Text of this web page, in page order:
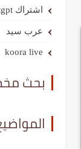
اشتراك chatgpt
عرب سيد
koora live
بحث